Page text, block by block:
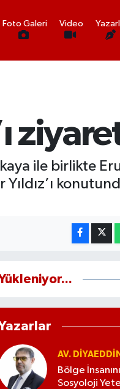
Foto Galeri Video
ile birlikte
AV.
Bölge
Sosyoloji